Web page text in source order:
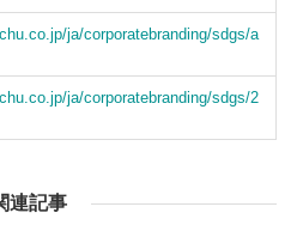
ja/corporatebranding/sdgs/a
ja/corporatebranding/sdgs/2
連記事